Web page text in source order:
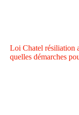
Loi Chatel résiliation
quelles démarches